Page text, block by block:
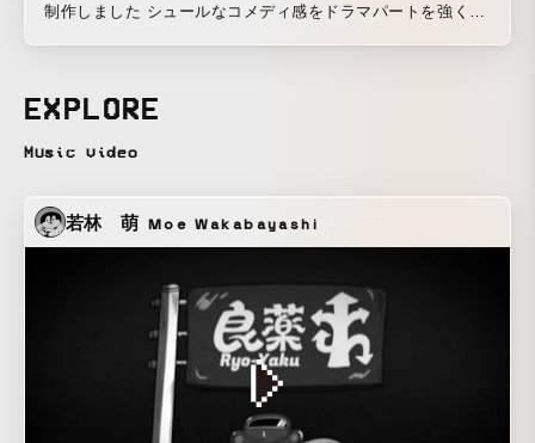
制作しました シュールなコメディ感をドラマパートを強く出
EXPLORE
Music video
若林 萌 Moe Wakabayashi